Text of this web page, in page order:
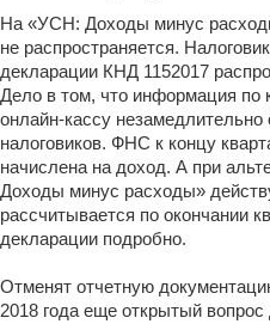
На «УСН: Доходы минус
не распространяется.
декларации КНД 1152017
Дело в том, что информация по
онлайн-кассу незамедлительно
налоговиков. ФНС к концу
начислена на доход. А при
Доходы минус расходы»
рассчитывается по окончании
декларации подробно.
Отменят отчетную
2018 года еще открытый вопрос